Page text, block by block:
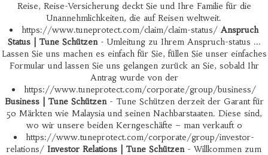
Reise, Reise-Versicherung deckt Sie und Ihre Familie für die
Unannehmlichkeiten, die auf Reisen weltweit.
https://www.tuneprotect.com/claim/claim-status/ Anspruch
Status | Tune Schützen- Umleitung zu Ihrem Anspruch-status ...
Lassen Sie uns machen es einfach für Sie, füllen Sie unser einfaches
Formular und lassen Sie uns gelangen zurück an Sie, sobald Ihr
Antrag wurde von der
https://www.tuneprotect.com/corporate/group/business/
Business | Tune Schützen- Tune Schützen derzeit der Garant für
50 Märkten wie Malaysia und seinen Nachbarstaaten. Diese sind,
wo wir unsere beiden Kerngeschäfte – man verkauft o
https://www.tuneprotect.com/corporate/group/investor-
relations/ Investor Relations | Tune Schützen- Willkommen zum